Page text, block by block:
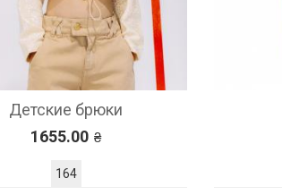
Детские брюки
1655.00
164